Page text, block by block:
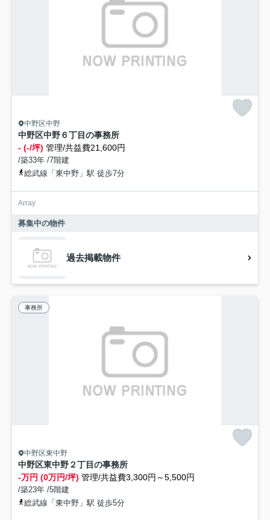
中野区中野
中野区中野６丁目の事務所
- (-/坪) 管理/共益費21,600円
/築33年 /7階建
総武線「東中野」駅 徒歩7分
Array
募集中の物件
過去掲載物件
事務所
中野区東中野
中野区東中野２丁目の事務所
-万円 (0万円/坪) 管理/共益費3,300円～5,500円
/築23年 /5階建
総武線「東中野」駅 徒歩5分